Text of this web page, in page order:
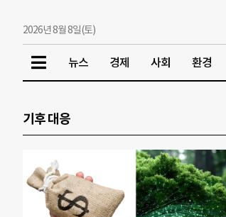
2026년 8월 8일(토)
뉴스 경제 사회 환경
기후 대응